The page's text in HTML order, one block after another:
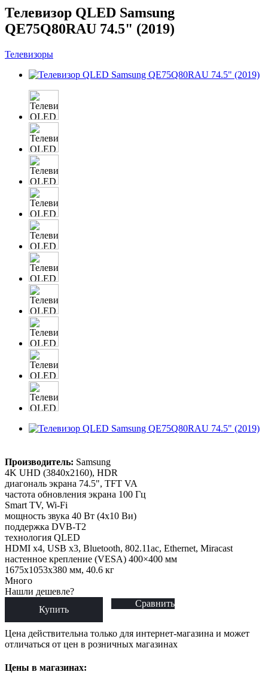
Телевизор QLED Samsung
QE75Q80RAU 74.5" (2019)
Телевизоры
Производитель: Samsung
4K UHD (3840x2160), HDR
диагональ экрана 74.5", TFT VA
частота обновления экрана 100 Гц
Smart TV, Wi-Fi
мощность звука 40 Вт (4х10 Ви)
поддержка DVB-T2
технология QLED
HDMI x4, USB x3, Bluetooth, 802.11ac, Ethernet, Miracast
настенное крепление (VESA) 400×400 мм
1675x1053x380 мм, 40.6 кг
Много
Нашли дешевле?
Купить
Сравнить
Цена действительна только для интернет-магазина и может
отличаться от цен в розничных магазинах
Цены в магазинах: